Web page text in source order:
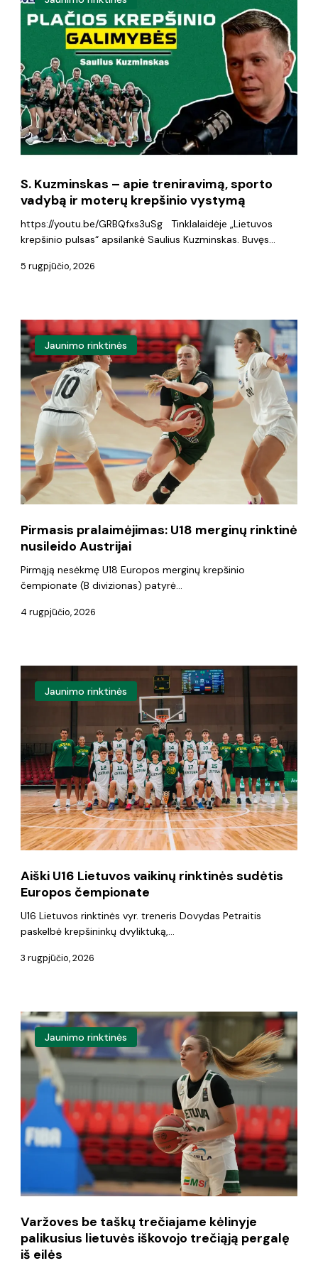
Kuzminskas
treniravimą,
sporto
vadybą
ir
krepšinio
vystymą
S. Kuzminskas – apie treniravimą, sporto
vadybą ir moterų krepšinio vystymą
https://youtu.be/GRBQfxs3uSg Tinklalaidėje „Lietuvos
krepšinio pulsas“ apsilankė Saulius Kuzminskas. Buvęs…
5 rugpjūčio, 2026
Pirmasis
pralaimėjimas:
U18
merginų
rinktinė
nusileido
Austrijai
Jaunimo rinktinės
Pirmasis pralaimėjimas: U18 merginų rinktinė
nusileido Austrijai
Pirmąją nesėkmę U18 Europos merginų krepšinio
čempionate (B divizionas) patyrė…
4 rugpjūčio, 2026
U16
vaikinų
rinktinės
sudėtis
Europos
čempionate
Jaunimo rinktinės
Aiški U16 Lietuvos vaikinų rinktinės sudėtis
Europos čempionate
U16 Lietuvos rinktinės vyr. treneris Dovydas Petraitis
paskelbė krepšininkų dvyliktuką,…
3 rugpjūčio, 2026
Varžoves
be
taškų
trečiajame
kėlinyje
palikusius
pergalę
iš
Jaunimo rinktinės
Varžoves be taškų trečiajame kėlinyje
palikusius lietuvės iškovojo trečiąją pergalę
iš eilės